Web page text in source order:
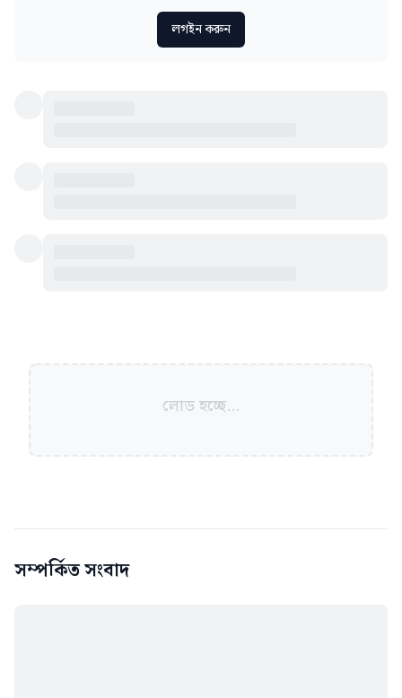
লগইন করুন
লোড হচ্ছে...
সম্পর্কিত সংবাদ